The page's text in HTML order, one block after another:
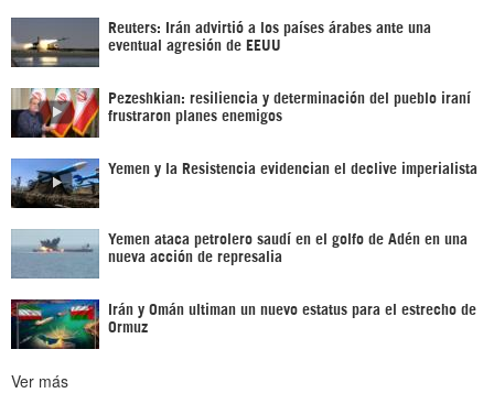
Reuters: Irán advirtió a los países árabes ante una
eventual agresión de EEUU
Pezeshkian: resiliencia y determinación del pueblo iraní
frustraron planes enemigos
Yemen y la Resistencia evidencian el declive imperialista
Yemen ataca petrolero saudí en el golfo de Adén en una
nueva acción de represalia
Irán y Omán ultiman un nuevo estatus para el estrecho de
Ormuz
Ver más